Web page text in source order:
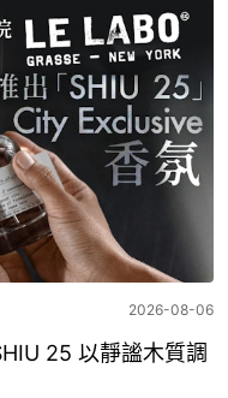
2026-08-06
25 以靜謐木質調